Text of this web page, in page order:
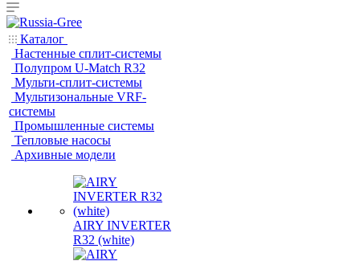
Каталог
Настенные сплит-системы
Полупром U-Match R32
Мульти-сплит-системы
Мультизональные VRF-
системы
Промышленные системы
Тепловые насосы
Архивные модели
AIRY INVERTER
R32 (white)